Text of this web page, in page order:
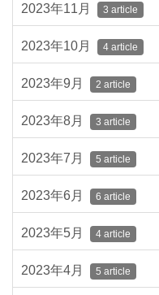
2023年11月 3 article
2023年10月 4 article
2023年9月 2 article
2023年8月 3 article
2023年7月 5 article
2023年6月 6 article
2023年5月 4 article
2023年4月 5 article